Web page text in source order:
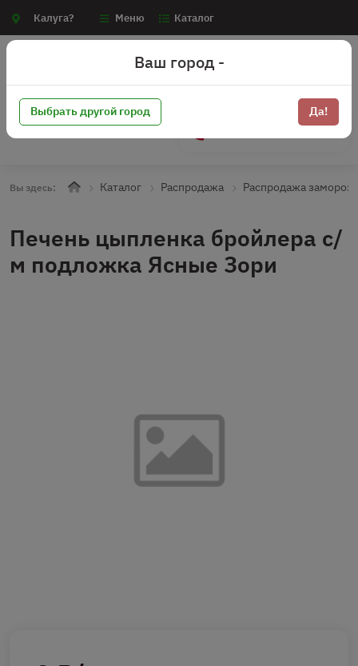
Калуга? Меню Каталог
Вы здесь: Каталог Распродажа Распродажа
Печень цыпленка бройлера с/
м подложка Ясные Зори
Ваш город -
Выбрать другой город Да!